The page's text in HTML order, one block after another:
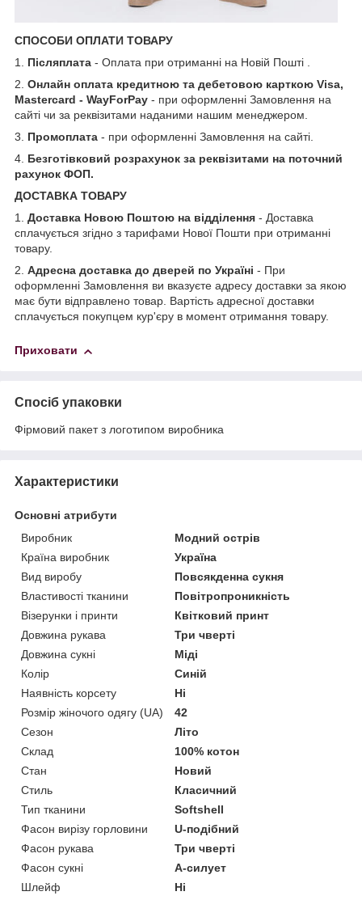
СПОСОБИ ОПЛАТИ ТОВАРУ
1. Післяплата - Оплата при отриманні на Новій Пошті .
2. Онлайн оплата кредитною та дебетовою карткою Visa,
Mastercard - WayForPay - при оформленні Замовлення на
сайті чи за реквізитами наданими нашим менеджером.
3. Промоплата - при оформленні Замовлення на сайті.
4. Безготівковий розрахунок за реквізитами на поточний
рахунок ФОП.
ДОСТАВКА ТОВАРУ
1. Доставка Новою Поштою на відділення - Доставка
сплачується згідно з тарифами Нової Пошти при отриманні
товару.
2. Адресна доставка до дверей по Україні - При
оформленні Замовлення ви вказуєте адресу доставки за якою
має бути відправлено товар. Вартість адресної доставки
сплачується покупцем кур'єру в момент отримання товару.
Приховати
Спосіб упаковки
Фірмовий пакет з логотипом виробника
Характеристики
Основні атрибути
Виробник
Модний острів
Країна виробник
Україна
Вид виробу
Повсякденна сукня
Властивості тканини
Повітропроникність
Візерунки і принти
Квітковий принт
Довжина рукава
Три чверті
Довжина сукні
Міді
Колір
Синій
Наявність корсету
Ні
Розмір жіночого одягу (UA)
42
Сезон
Літо
Склад
100% котон
Стан
Новий
Стиль
Класичний
Тип тканини
Softshell
Фасон вирізу горловини
U-подібний
Фасон рукава
Три чверті
Фасон сукні
А-силует
Шлейф
Ні